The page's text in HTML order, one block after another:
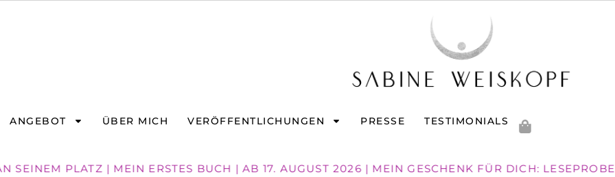
ANGEBOT ÜBER MICH VERÖFFENTLICHUNGEN PRESSE TESTIMONIALS
SEINEM PLATZ | MEIN ERSTES BUCH | AB 17. AUGUST 2026 | MEIN GESCHENK FÜR DICH: LESEPROBE